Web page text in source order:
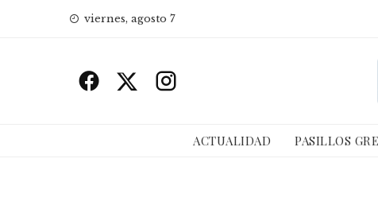
viernes, agosto 7
ACTUALIDAD PASILLOS